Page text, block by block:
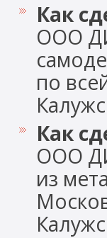
Как
ООО
по
Как
ООО
из